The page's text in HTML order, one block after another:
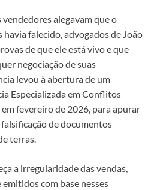
alegavam que o
falecido, advogados de João
de que ele está vivo e que
negociação de suas
levou à abertura de um
Especializada em Conflitos
fevereiro de 2026, para apurar
de documentos
terras.
a irregularidade das vendas,
com base nesses